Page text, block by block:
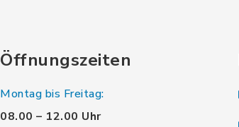
Öffnungszeiten
Montag bis Freitag:
08.00 – 12.00 Uhr